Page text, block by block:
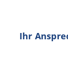
Ihr